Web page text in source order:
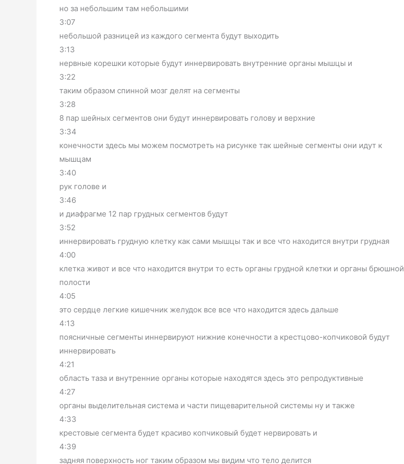
но за небольшим там небольшими
3:07
небольшой разницей из каждого сегмента будут выходить
3:13
нервные корешки которые будут иннервировать внутренние органы мышцы и
3:22
таким образом спинной мозг делят на сегменты
3:28
8 пар шейных сегментов они будут иннервировать голову и верхние
3:34
конечности здесь мы можем посмотреть на рисунке так шейные сегменты они идут к
мышцам
3:40
рук голове и
3:46
и диафрагме 12 пар грудных сегментов будут
3:52
иннервировать грудную клетку как сами мышцы так и все что находится внутри грудная
4:00
клетка живот и все что находится внутри то есть органы грудной клетки и органы брюшной
полости
4:05
это сердце легкие кишечник желудок все все что находится здесь дальше
4:13
поясничные сегменты иннервируют нижние конечности а крестцово-копчиковой будут
иннервировать
4:21
область таза и внутренние органы которые находятся здесь это репродуктивные
4:27
органы выделительная система и части пищеварительной системы ну и также
4:33
крестовые сегмента будет красиво копчиковый будет нервировать и
4:39
задняя поверхность ног таким образом мы видим что тело делится